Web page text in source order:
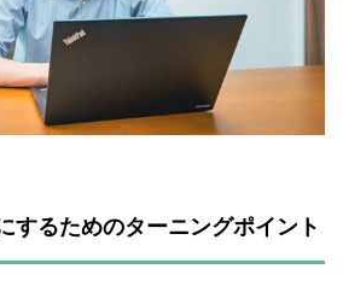
するためのターニングポイント